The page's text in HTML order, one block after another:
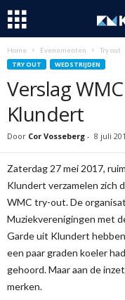
Home Evenementen Try out
TRY OUT WEDSTRIJDEN
Verslag
Klundert
Door Cor Vosseberg - 8 juli
Zaterdag 27 mei 2017,
Klundert verzamelen zich
WMC try-out. De
Muziekverenigingen met
Garde uit Klundert
een paar graden koeler
gehoord. Maar aan de
merken.